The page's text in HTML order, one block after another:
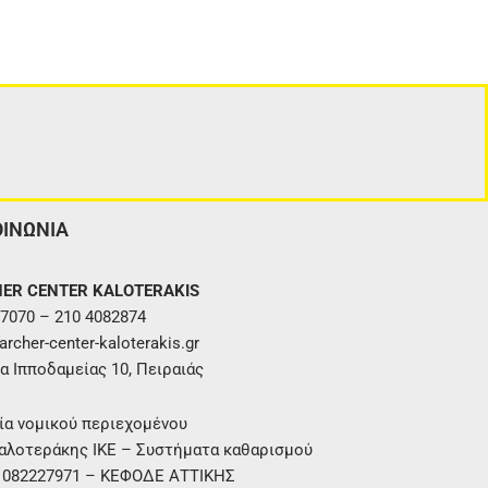
CENTER KALOTERAKIS
– 210 4082874
center-kaloterakis.gr
Ιπποδαμείας 10, Πειραιάς
νομικού περιεχομένου
ΙΚΕ – Συστήματα καθαρισμού
– ΚΕΦΟΔΕ ΑΤΤΙΚΗΣ